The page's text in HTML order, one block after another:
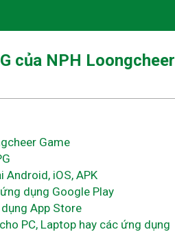
của NPH Loongcheer
Game
iOS, APK
dụng Google Play
App Store
PC, Laptop hay các ứng dụng